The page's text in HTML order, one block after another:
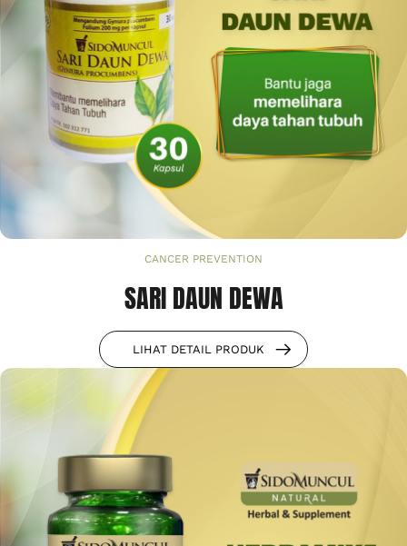
CANCER PREVENTION
SARI DAUN DEWA
LIHAT DETAIL PRODUK